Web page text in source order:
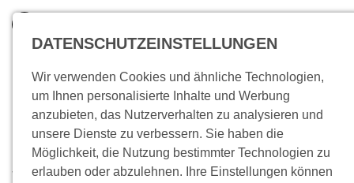
Wo bin ich?
DATENSCHUTZEINSTELLUNGEN
Wir verwenden Cookies und ähnliche Technologien,
um Ihnen personalisierte Inhalte und Werbung
anzubieten, das Nutzerverhalten zu analysieren und
unsere Dienste zu verbessern. Sie haben die
Möglichkeit, die Nutzung bestimmter Technologien zu
erlauben oder abzulehnen. Ihre Einstellungen können